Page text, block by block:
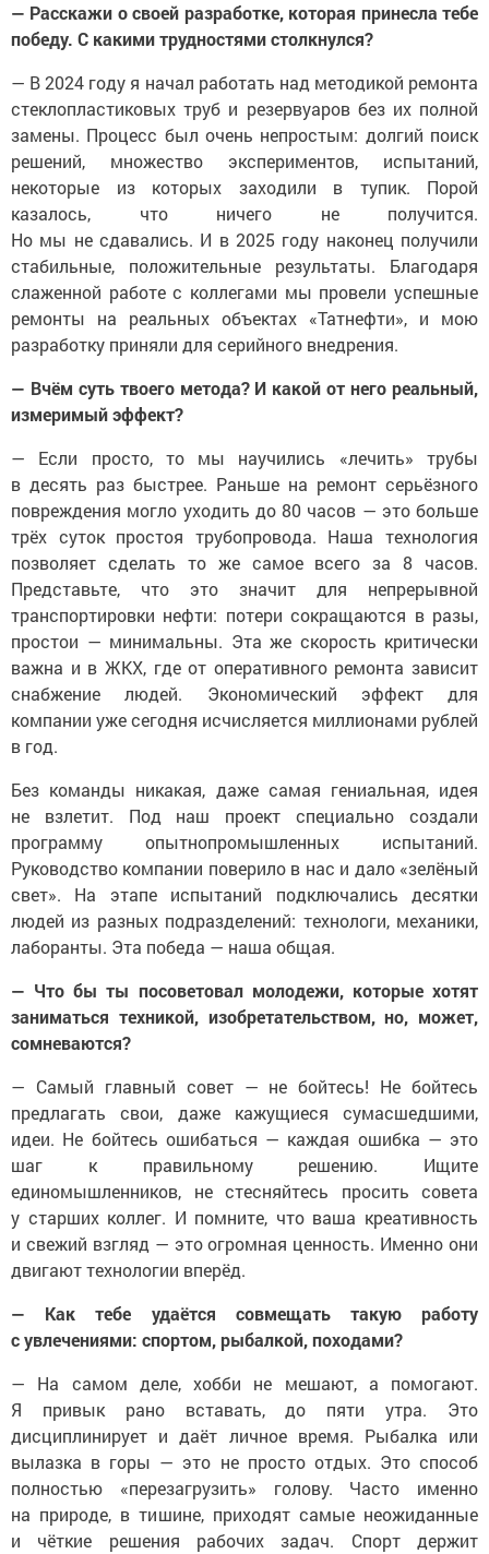
— Расскажи о своей разработке, которая принесла тебе
победу. С какими трудностями столкнулся?
— В 2024 году я начал работать над методикой ремонта
стеклопластиковых труб и резервуаров без их полной
замены. Процесс был очень непростым: долгий поиск
решений, множество экспериментов, испытаний,
некоторые из которых заходили в тупик. Порой
казалось, что ничего не получится.
Но мы не сдавались. И в 2025 году наконец получили
стабильные, положительные результаты. Благодаря
слаженной работе с коллегами мы провели успешные
ремонты на реальных объектах «Татнефти», и мою
разработку приняли для серийного внедрения.
— Вчём суть твоего метода? И какой от него реальный,
измеримый эффект?
— Если просто, то мы научились «лечить» трубы
в десять раз быстрее. Раньше на ремонт серьёзного
повреждения могло уходить до 80 часов — это больше
трёх суток простоя трубопровода. Наша технология
позволяет сделать то же самое всего за 8 часов.
Представьте, что это значит для непрерывной
транспортировки нефти: потери сокращаются в разы,
простои — минимальны. Эта же скорость критически
важна и в ЖКХ, где от оперативного ремонта зависит
снабжение людей. Экономический эффект для
компании уже сегодня исчисляется миллионами рублей
в год.
Без команды никакая, даже самая гениальная, идея
не взлетит. Под наш проект специально создали
программу опытнопромышленных испытаний.
Руководство компании поверило в нас и дало «зелёный
свет». На этапе испытаний подключались десятки
людей из разных подразделений: технологи, механики,
лаборанты. Эта победа — наша общая.
— Что бы ты посоветовал молодежи, которые хотят
заниматься техникой, изобретательством, но, может,
сомневаются?
— Самый главный совет — не бойтесь! Не бойтесь
предлагать свои, даже кажущиеся сумасшедшими,
идеи. Не бойтесь ошибаться — каждая ошибка — это
шаг к правильному решению. Ищите
единомышленников, не стесняйтесь просить совета
у старших коллег. И помните, что ваша креативность
и свежий взгляд — это огромная ценность. Именно они
двигают технологии вперёд.
— Как тебе удаётся совмещать такую работу
с увлечениями: спортом, рыбалкой, походами?
— На самом деле, хобби не мешают, а помогают.
Я привык рано вставать, до пяти утра. Это
дисциплинирует и даёт личное время. Рыбалка или
вылазка в горы — это не просто отдых. Это способ
полностью «перезагрузить» голову. Часто именно
на природе, в тишине, приходят самые неожиданные
и чёткие решения рабочих задач. Спорт держит